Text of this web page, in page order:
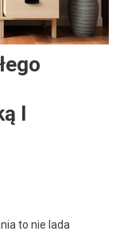
I
to nie lada